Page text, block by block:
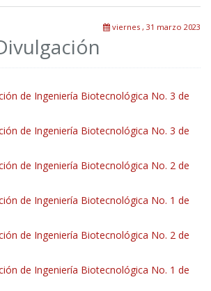
viernes , 31 marzo 2023
de Ingeniería Biotecnológica No. 3 de
de Ingeniería Biotecnológica No. 3 de
de Ingeniería Biotecnológica No. 2 de
de Ingeniería Biotecnológica No. 1 de
de Ingeniería Biotecnológica No. 2 de
de Ingeniería Biotecnológica No. 1 de